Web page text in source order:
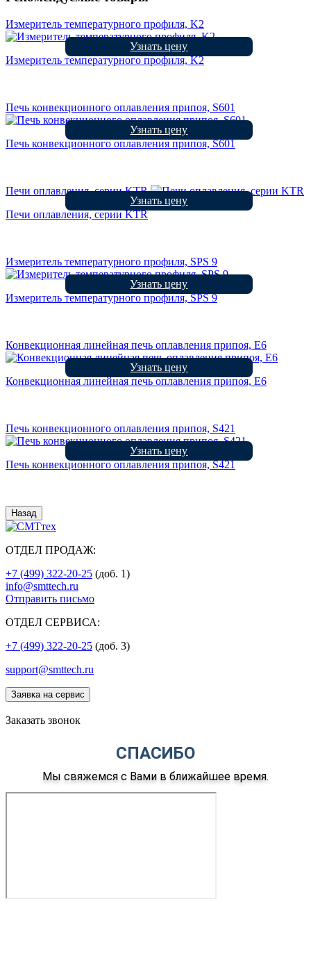
Измеритель температурного профиля, K2
Измеритель температурного профиля, K2
Узнать цену
Печь конвекционного оплавления припоя, S601
Печь конвекционного оплавления припоя, S601
Узнать цену
Печи оплавления, серии KTR
Печи оплавления, серии KTR
Узнать цену
Измеритель температурного профиля, SPS 9
Измеритель температурного профиля, SPS 9
Узнать цену
Конвекционная линейная печь оплавления припоя, E6
Конвекционная линейная печь оплавления припоя, E6
Узнать цену
Печь конвекционного оплавления припоя, S421
Печь конвекционного оплавления припоя, S421
Узнать цену
Назад
ОТДЕЛ ПРОДАЖ:
+7 (499) 322-20-25 (доб. 1)
info@smttech.ru
Отправить письмо
ОТДЕЛ СЕРВИСА:
+7 (499) 322-20-25 (доб. 3)
support@smttech.ru
Заявка на сервис
Заказать звонок
СПАСИБО
Мы свяжемся с Вами в ближайшее время.